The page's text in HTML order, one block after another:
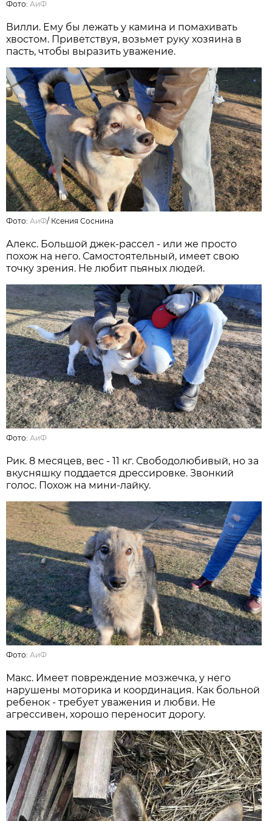
Фото: АиФ
Вилли. Ему бы лежать у камина и помахивать
хвостом. Приветствуя, возьмет руку хозяина в
пасть, чтобы выразить уважение.
Фото: АиФ/ Ксения Соснина
Алекс. Большой джек-рассел - или же просто
похож на него. Самостоятельный, имеет свою
точку зрения. Не любит пьяных людей.
Фото: АиФ
Рик. 8 месяцев, вес - 11 кг. Свободолюбивый, но за
вкусняшку поддается дрессировке. Звонкий
голос. Похож на мини-лайку.
Фото: АиФ
Макс. Имеет повреждение мозжечка, у него
нарушены моторика и координация. Как больной
ребенок - требует уважения и любви. Не
агрессивен, хорошо переносит дорогу.